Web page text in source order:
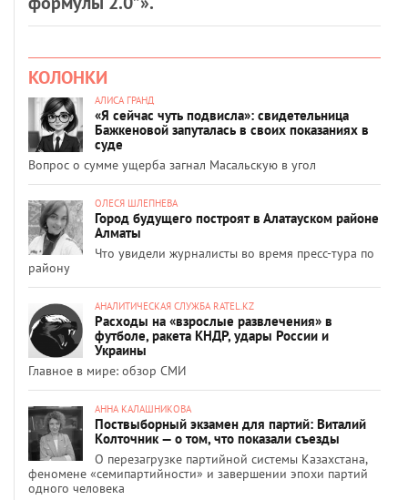
КОЛОНКИ
АЛИСА ГРАНД
«Я сейчас чуть подвисла»: свидетельница
Бажкеновой запуталась в своих показаниях в
суде
Вопрос о сумме ущерба загнал Масальскую в угол
ОЛЕСЯ ШЛЕПНЕВА
Город будущего построят в Алатауском районе
Алматы
Что увидели журналисты во время пресс-тура по
району
АНАЛИТИЧЕСКАЯ СЛУЖБА RATEL.KZ
Расходы на «взрослые развлечения» в
футболе, ракета КНДР, удары России и
Украины
Главное в мире: обзор СМИ
АННА КАЛАШНИКОВА
Поствыборный экзамен для партий: Виталий
Колточник — о том, что показали съезды
О перезагрузке партийной системы Казахстана,
феномене «семипартийности» и завершении эпохи партий
одного человека